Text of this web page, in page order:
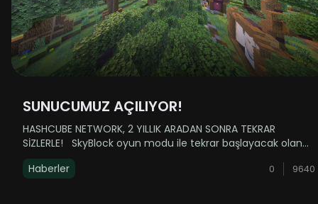
SUNUCUMUZ AÇILIYOR!
HASHCUBE NETWORK, 2 YILLIK ARADAN SONRA TEKRAR
SİZLERLE! SkyBlock oyun modu ile tekrar başlayacak olan
serüvenimizde sizlere daha akıcı ve stabil bir oyun
deneyimi ile küçük-orta ölçekli pek çok yenilik
Haberler 0 9640